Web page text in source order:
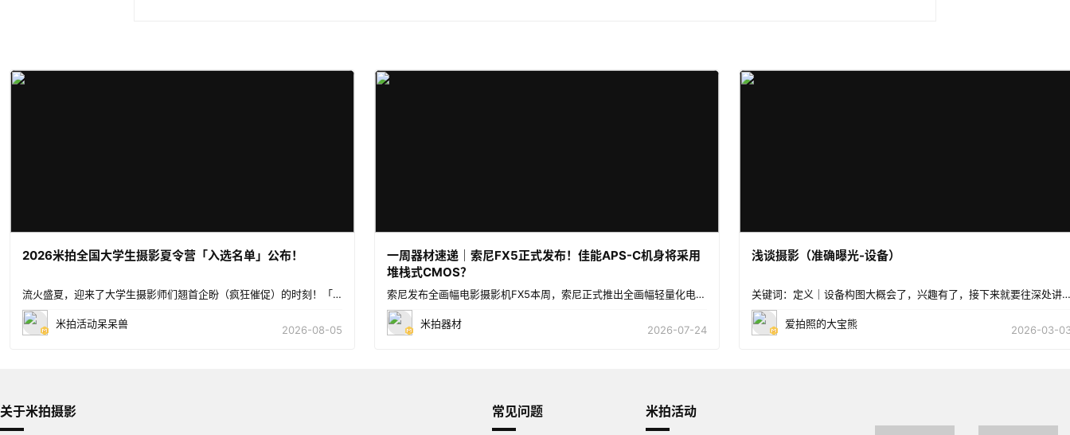
2026米拍全国大学生摄影夏令营「入选名单」公布！
流火盛夏，迎来了大学生摄影师们翘首企盼（疯狂催促）的时刻！「2026米拍全国大学生摄影夏令营」将奔赴
米拍活动呆呆兽 2026-08-05
一周器材速递｜索尼FX5正式发布！佳能APS-C机身将采用
堆栈式CMOS？
索尼发布全画幅电影摄影机FX5本周，索尼正式推出全画幅轻量化电影摄影机FX5。FX5搭载新研发的全画
米拍器材 2026-07-24
浅谈摄影（准确曝光-设备）
关键词：定义｜设备构图大概会了，兴趣有了，接下来就要往深处讲了。谈到摄影，不得不提到一个概念就是准确
爱拍照的大宝熊 2026-03-
关于米拍摄影 常见问题 米拍活动